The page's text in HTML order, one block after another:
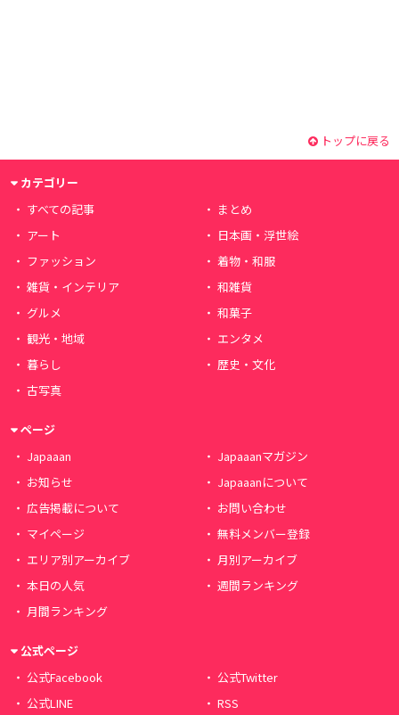
トップに戻る
カテゴリー
すべての記事
まとめ
アート
日本画・浮世絵
ファッション
着物・和服
雑貨・インテリア
和雑貨
グルメ
和菓子
観光・地域
エンタメ
暮らし
歴史・文化
古写真
ページ
Japaaan
Japaaanマガジン
お知らせ
Japaaanについて
広告掲載について
お問い合わせ
マイページ
無料メンバー登録
エリア別アーカイブ
月別アーカイブ
本日の人気
週間ランキング
月間ランキング
公式ページ
公式Facebook
公式Twitter
公式LINE
RSS